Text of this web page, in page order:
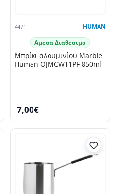
4471 HUMAN
Αμεσα Διαθεσιμο
Μπρίκι αλουμινίου Marble
Human OJMCW11PF 850ml
7,00€